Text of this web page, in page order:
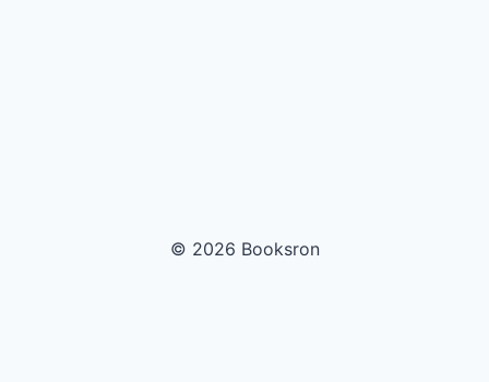
© 2026 Booksron